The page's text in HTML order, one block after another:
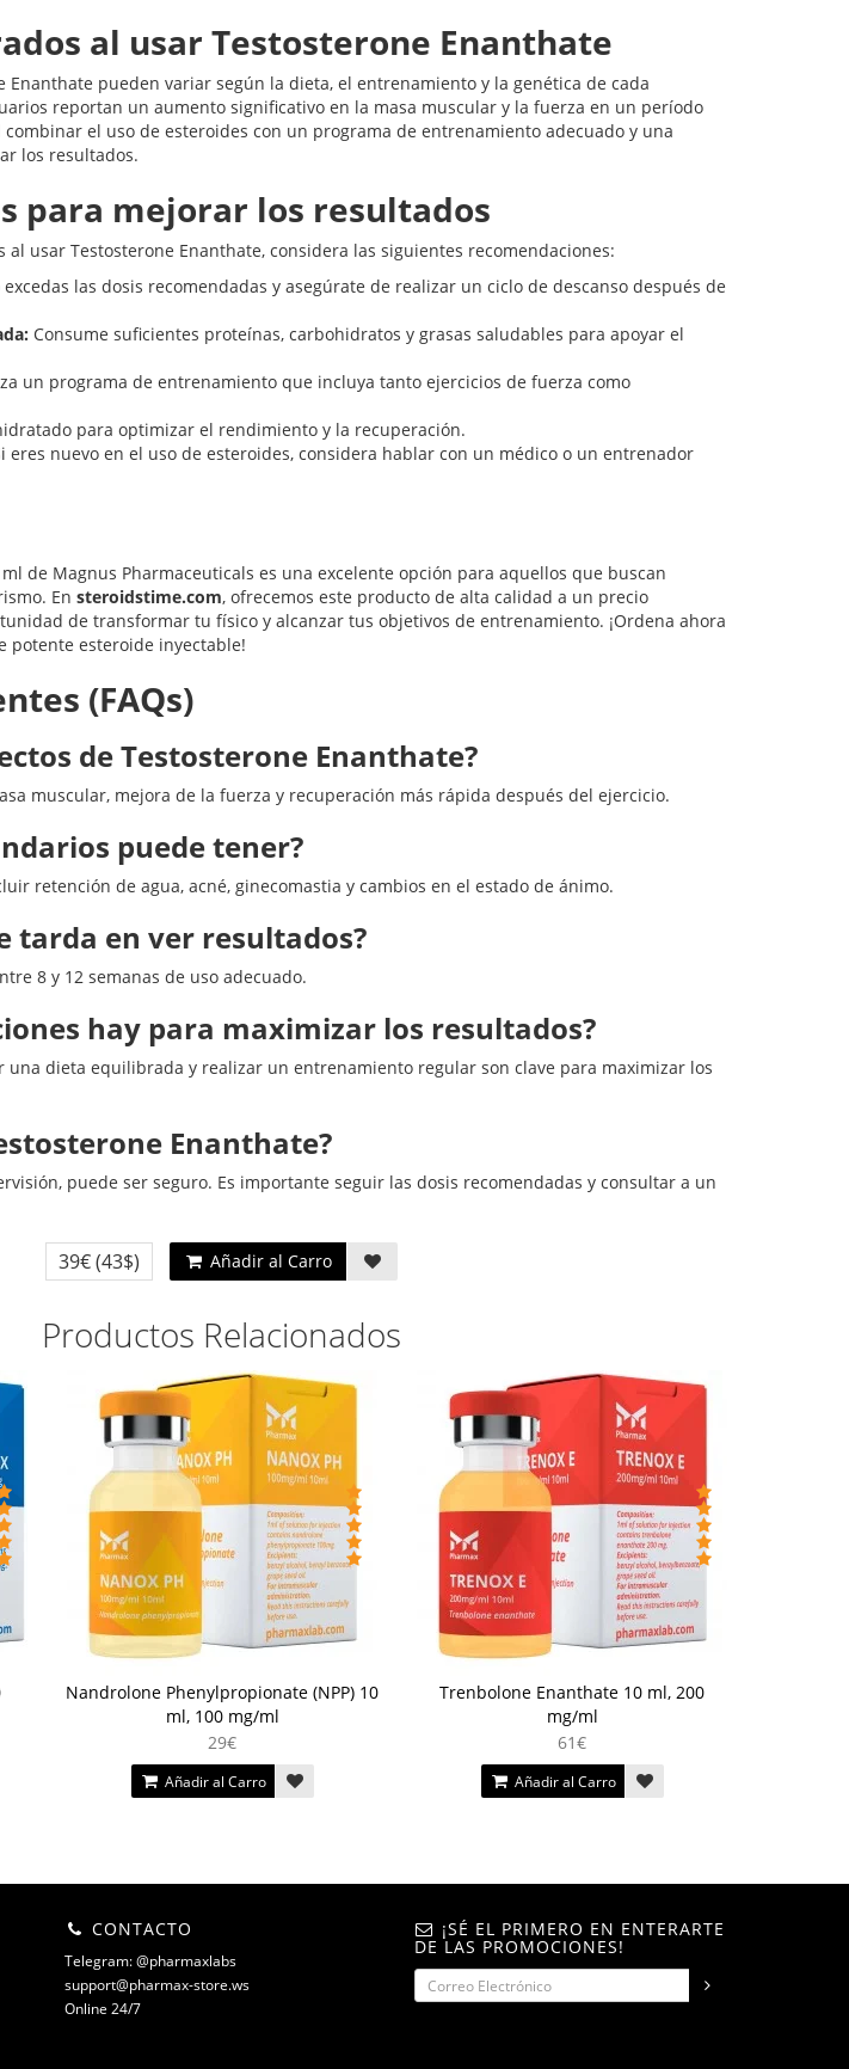
al usar Testosterone Enanthate
Enanthate pueden variar según la dieta, el entrenamiento y la genética de cada
reportan un aumento significativo en la masa muscular y la fuerza en un período
el uso de esteroides con un programa de entrenamiento adecuado y una
los resultados.
para mejorar los resultados
usar Testosterone Enanthate, considera las siguientes recomendaciones:
excedas las dosis recomendadas y asegúrate de realizar un ciclo de descanso después de
Consume suficientes proteínas, carbohidratos y grasas saludables para apoyar el
un programa de entrenamiento que incluya tanto ejercicios de fuerza como
para optimizar el rendimiento y la recuperación.
eres nuevo en el uso de esteroides, considera hablar con un médico o un entrenador
de Magnus Pharmaceuticals es una excelente opción para aquellos que buscan
En steroidstime.com, ofrecemos este producto de alta calidad a un precio
de transformar tu físico y alcanzar tus objetivos de entrenamiento. ¡Ordena ahora
potente esteroide inyectable!
(FAQs)
de Testosterone Enanthate?
muscular, mejora de la fuerza y recuperación más rápida después del ejercicio.
puede tener?
retención de agua, acné, ginecomastia y cambios en el estado de ánimo.
tarda en ver resultados?
8 y 12 semanas de uso adecuado.
hay para maximizar los resultados?
una dieta equilibrada y realizar un entrenamiento regular son clave para maximizar los
Enanthate?
puede ser seguro. Es importante seguir las dosis recomendadas y consultar a un
39€(43$) Añadir al Carro
Productos Relacionados
Nandrolone Phenylpropionate (NPP) 10
ml, 100 mg/ml
29€
Añadir al Carro
Trenbolone Enanthate 10 ml, 200
mg/ml
61€
Añadir al Carro
CONTACTO
Telegram: @pharmaxlabs
support@pharmax-store.ws
Online 24/7
¡SÉ EL PRIMERO EN ENTERARTE
DE LAS PROMOCIONES!